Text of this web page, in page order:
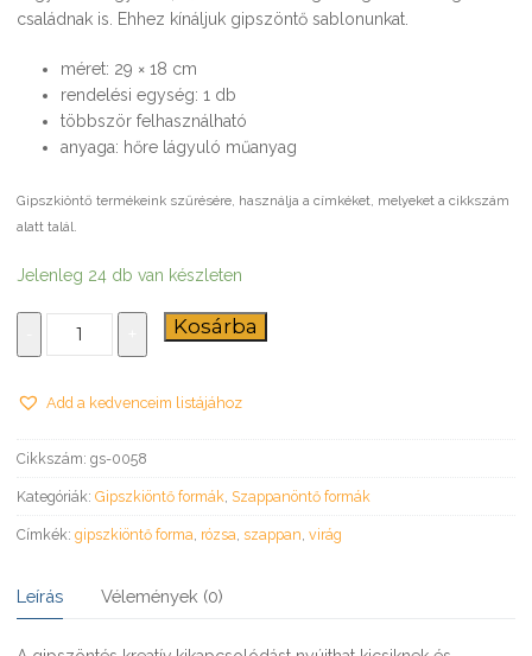
családnak is. Ehhez kínáljuk gipszöntő sablonunkat.
méret: 29 × 18 cm
rendelési egység: 1 db
többször felhasználható
anyaga: hőre lágyuló műanyag
Gipszkiöntő termékeink szűrésére, használja a címkéket, melyeket a cikkszám
alatt talál.
Jelenleg 24 db van készleten
Szappan
forma
Kosárba
Add a kedvenceim listájához
Cikkszám: gs-0058
Kategóriák: Gipszkiöntő formák, Szappanöntő formák
Címkék: gipszkiöntő forma, rózsa, szappan, virág
Leírás Vélemények (0)